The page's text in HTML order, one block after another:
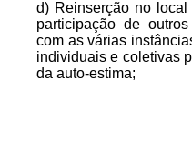
d) Reinserção no
participação de
com as várias
individuais e coletivas
da auto-estima;